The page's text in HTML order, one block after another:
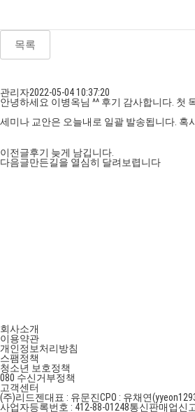
목록
관리자2022-05-04 10:37:20
안녕하세요 이병옥님 ^^ 후기 감사합니다. 첫
세미나 교안은 오늘내로 일괄 발송됩니다. 혹
이전글후기 늦게 남깁니다.
다음글만든길을 열심히 달려보렵니다
회사소개
이용약관
개인정보처리방침
스팸정책
청소년 보호정책
080 수신거부정책
고객센터
(주)리드젠대표 : 유문진CPO : 유채연
사업자등록번호 : 412-88-01248통신판매업신